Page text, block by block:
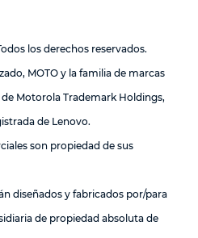
los derechos reservados.
MOTO y la familia de marcas
Motorola Trademark Holdings,
de Lenovo.
son propiedad de sus
diseñados y fabricados por/para
de propiedad absoluta de